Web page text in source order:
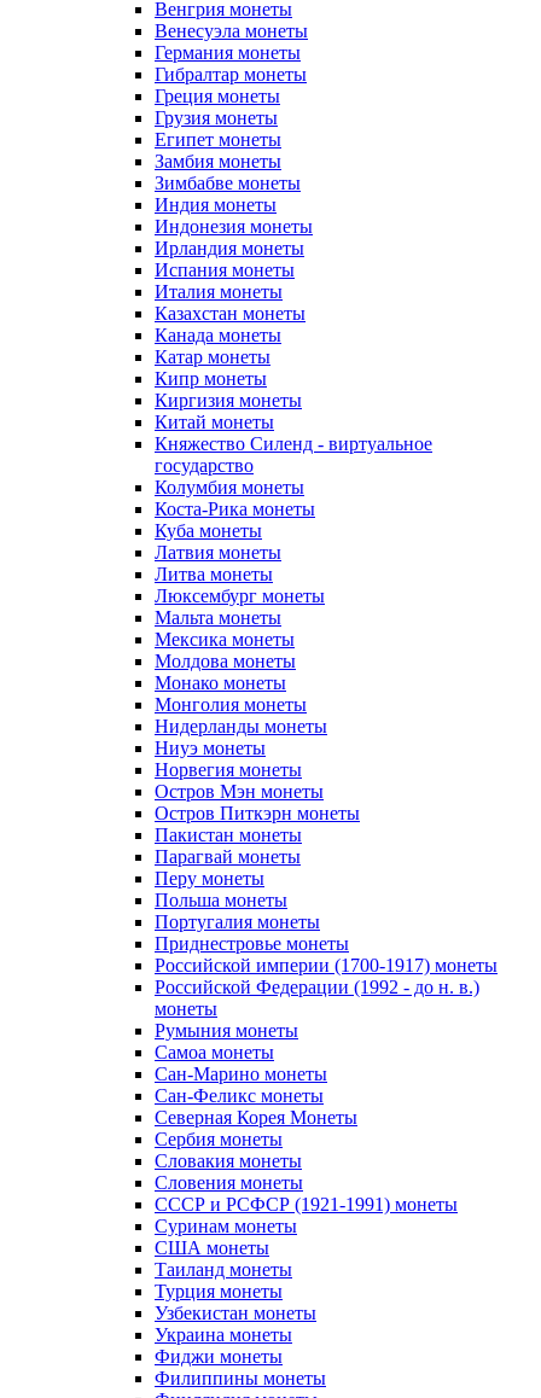
Венгрия монеты
Венесуэла монеты
Германия монеты
Гибралтар монеты
Греция монеты
Грузия монеты
Египет монеты
Замбия монеты
Зимбабве монеты
Индия монеты
Индонезия монеты
Ирландия монеты
Испания монеты
Италия монеты
Казахстан монеты
Канада монеты
Катар монеты
Кипр монеты
Киргизия монеты
Китай монеты
Княжество Силенд - виртуальное
государство
Колумбия монеты
Коста-Рика монеты
Куба монеты
Латвия монеты
Литва монеты
Люксембург монеты
Мальта монеты
Мексика монеты
Молдова монеты
Монако монеты
Монголия монеты
Нидерланды монеты
Ниуэ монеты
Норвегия монеты
Остров Мэн монеты
Остров Питкэрн монеты
Пакистан монеты
Парагвай монеты
Перу монеты
Польша монеты
Португалия монеты
Приднестровье монеты
Российской империи (1700-1917) монеты
Российской Федерации (1992 - до н. в.)
монеты
Румыния монеты
Самоа монеты
Сан-Марино монеты
Сан-Феликс монеты
Северная Корея Монеты
Сербия монеты
Словакия монеты
Словения монеты
СССР и РСФСР (1921-1991) монеты
Суринам монеты
США монеты
Таиланд монеты
Турция монеты
Узбекистан монеты
Украина монеты
Фиджи монеты
Филиппины монеты